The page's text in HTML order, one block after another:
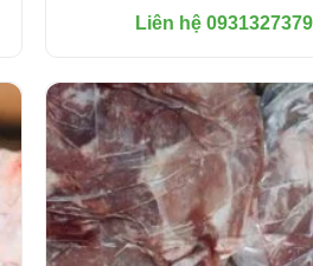
Liên hệ 0931327379